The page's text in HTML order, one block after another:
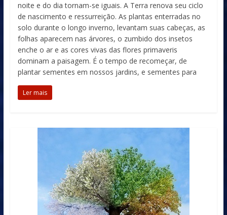
noite e do dia tornam-se iguais. A Terra renova seu ciclo
de nascimento e ressurreição. As plantas enterradas no
solo durante o longo inverno, levantam suas cabeças, as
folhas aparecem nas árvores, o zumbido dos insetos
enche o ar e as cores vivas das flores primaveris
dominam a paisagem. É o tempo de recomeçar, de
plantar sementes em nossos jardins, e sementes para
Ler mais